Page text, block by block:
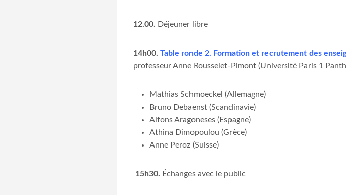
12.00. Déjeuner libre
14h00. Table ronde 2. Formation et recrutement des
professeur Anne Rousselet-Pimont (Université Paris 1
Mathias Schmoeckel (Allemagne)
Bruno Debaenst (Scandinavie)
Alfons Aragoneses (Espagne)
Athina Dimopoulou (Grèce)
Anne Peroz (Suisse)
15h30. Échanges avec le public